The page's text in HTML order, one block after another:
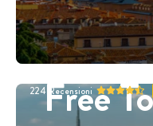
Free
224 Recensioni